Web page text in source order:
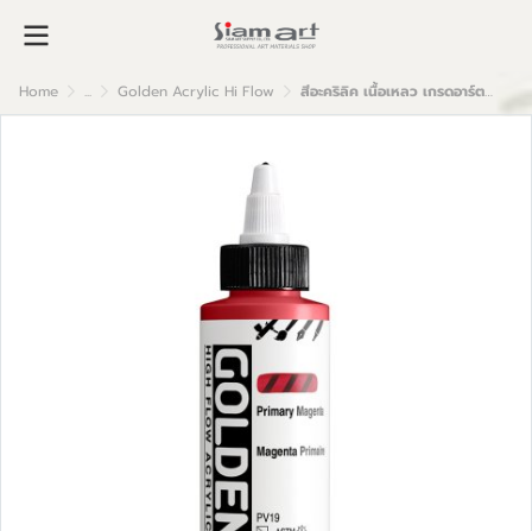
Home ... Golden Acrylic Hi Flow สีอะคริลิค เนื้อเหลว เกรดอาร์ตติส : Primary Magenta